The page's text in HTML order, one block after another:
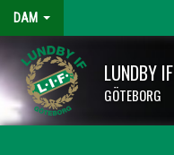
DAM
LUNDBY IF
GÖTEBORG